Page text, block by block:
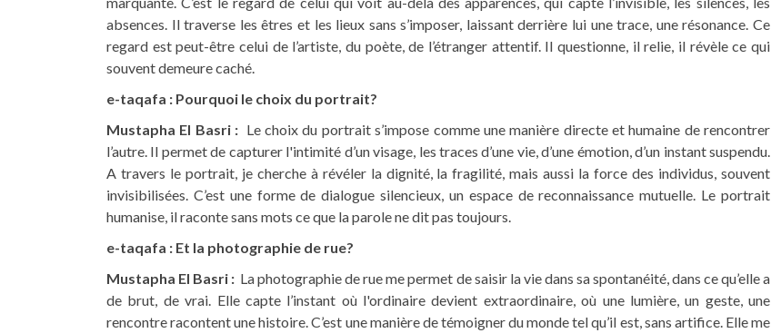
absences. Il traverse les êtres et les lieux sans s’imposer, laissant derrière lui une trace, une résonance. Ce
regard est peut-être celui de l’artiste, du poète, de l’étranger attentif. Il questionne, il relie, il révèle ce qui
souvent demeure caché.
e-taqafa : Pourquoi le choix du portrait?
Mustapha El Basri : Le choix du portrait s’impose comme une manière directe et humaine de rencontrer
l’autre. Il permet de capturer l'intimité d’un visage, les traces d’une vie, d’une émotion, d’un instant suspendu.
A travers le portrait, je cherche à révéler la dignité, la fragilité, mais aussi la force des individus, souvent
invisibilisées. C’est une forme de dialogue silencieux, un espace de reconnaissance mutuelle. Le portrait
humanise, il raconte sans mots ce que la parole ne dit pas toujours.
e-taqafa : Et la photographie de rue?
Mustapha El Basri : La photographie de rue me permet de saisir la vie dans sa spontanéité, dans ce qu’elle a
de brut, de vrai. Elle capte l’instant où l'ordinaire devient extraordinaire, où une lumière, un geste, une
rencontre racontent une histoire. C’est une manière de témoigner du monde tel qu’il est, sans artifice. Elle me